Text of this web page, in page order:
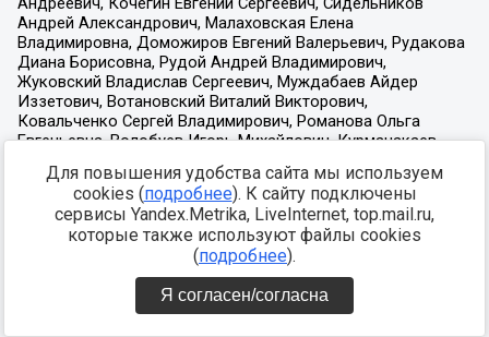
Для повышения удобства сайта мы используем
cookies (подробнее). К сайту подключены
сервисы Yandex.Metrika, LiveInternet, top.mail.ru,
которые также используют файлы cookies
(подробнее).
Я согласен/согласна